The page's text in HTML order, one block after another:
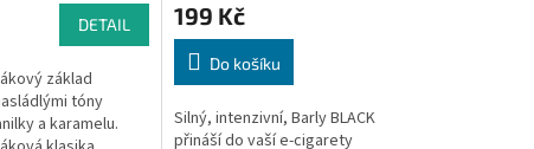
DETAIL
základ
tóny
a karamelu.
199 Kč
Do košíku
Silný, intenzivní, Barly BLACK
přináší do vaší e-cigarety